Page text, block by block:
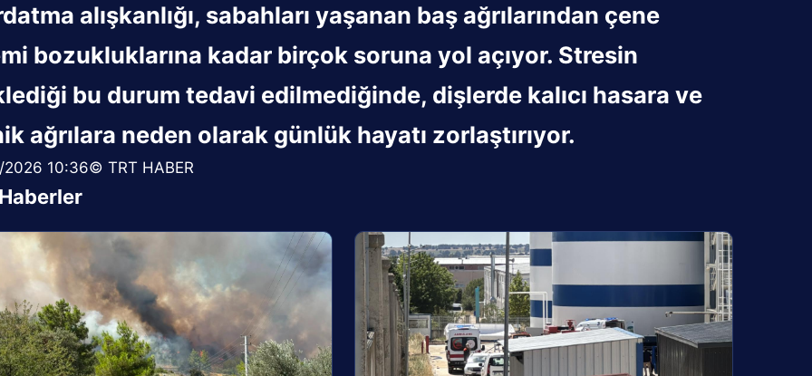
alışkanlığı, sabahları yaşanan baş ağrılarından çene
bozukluklarına kadar birçok soruna yol açıyor. Stresin
bu durum tedavi edilmediğinde, dişlerde kalıcı hasara ve
ağrılara neden olarak günlük hayatı zorlaştırıyor.
10:36© TRT HABER